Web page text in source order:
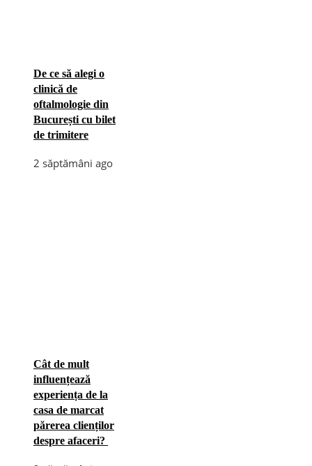
De ce să alegi o
clinică de
oftalmologie din
București cu bilet
de trimitere
2 săptămâni ago
Cât de mult
influențează
experiența de la
casa de marcat
părerea clienților
despre afaceri?